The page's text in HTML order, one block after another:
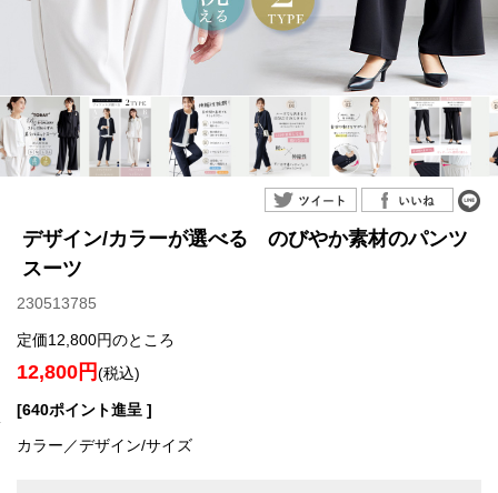
デザイン/カラーが選べる のびやか素材のパンツ
スーツ
230513785
定価12,800円のところ
12,800円(税込)
[640ポイント進呈 ]
カラー／デザイン/サイズ